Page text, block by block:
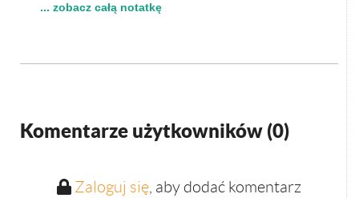
... zobacz całą notatkę
Komentarze użytkowników (0)
Zaloguj się, aby dodać komentarz